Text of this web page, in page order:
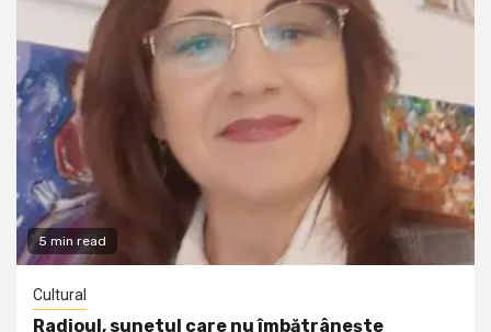
5 min read
Cultural
Radioul, sunetul care nu îmbătrânește